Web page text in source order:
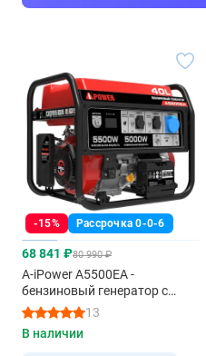
-15% Рассрочка 0-0-6
68 841 ₽80 990 ₽
A-iPower A5500EA -
бензиновый генератор с
электрозапуском
13
В наличии